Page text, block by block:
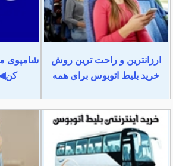
ارزانترین و راحت ترین روش
خرید بلیط اتوبوس برای همه
شامپوی